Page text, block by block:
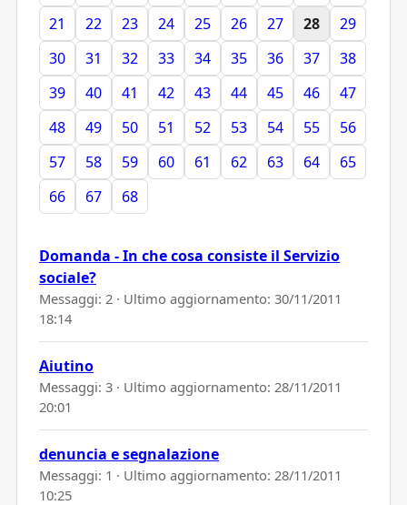
21
22 23 24 25 26 27 28
29
30
31 32 33 34 35 36 37
38
39
40 41 42 43 44 45 46
47
48
49 50 51 52 53 54 55
56
57
58 59 60 61 62 63 64
65
66
67 68
Domanda - In che cosa consiste il Servizio
sociale?
Messaggi: 2 · Ultimo aggiornamento: 30/11/2011
18:14
Aiutino
Messaggi: 3 · Ultimo aggiornamento: 28/11/2011
20:01
denuncia e segnalazione
Messaggi: 1 · Ultimo aggiornamento: 28/11/2011
10:25